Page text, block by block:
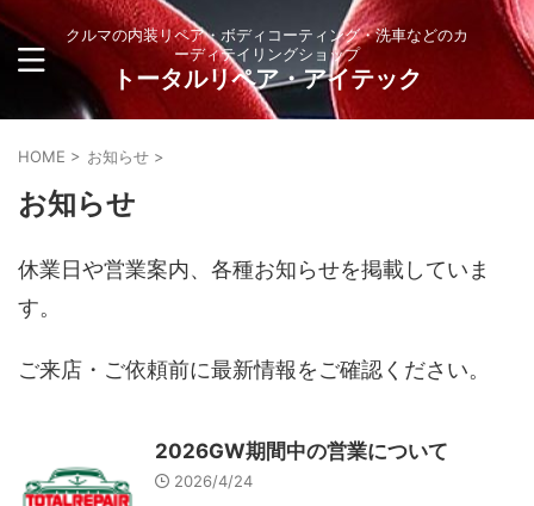
クルマの内装リペア・ボディコーティング・洗車などのカ
ーディテイリングショップ
トータルリペア・アイテック
HOME > お知らせ >
お知らせ
休業日や営業案内、各種お知らせを掲載していま
す。
ご来店・ご依頼前に最新情報をご確認ください。
2026GW期間中の営業について
2026/4/24